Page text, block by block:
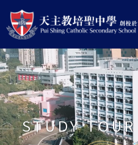
移至主內容
STUDY TOUR